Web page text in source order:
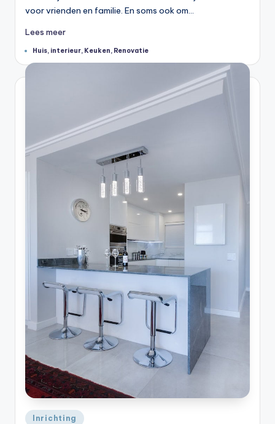
voor vrienden en familie. En soms ook om…
Lees meer
Tags:
Huis, interieur, Keuken, Renovatie
Geplaatst
Inrichting